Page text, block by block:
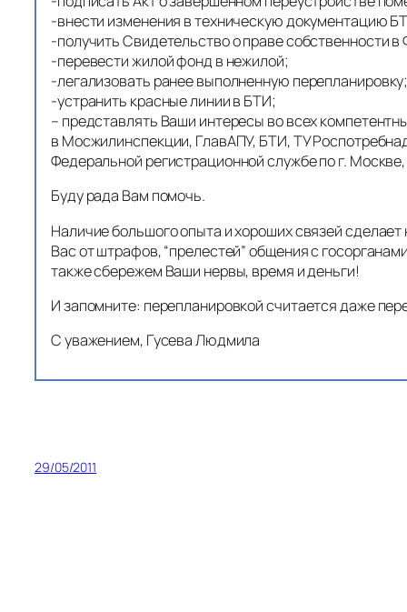
-внести изменения в техническую документацию
-получить Свидетельство о праве собственности
-перевести жилой фонд в нежилой;
-легализовать ранее выполненную
-устранить красные линии в БТИ;
– представлять Ваши интересы во всех
в Мосжилинспекции, ГлавАПУ, БТИ, ТУ
Федеральной регистрационной службе по г. Москве,
Буду рада Вам помочь.
Наличие большого опыта и хороших связей
Вас от штрафов, “прелестей” общения с
также сбережем Ваши нервы, время и деньги!
И запомните: перепланировкой считается даже
С уважением, Гусева Людмила
29/05/2011